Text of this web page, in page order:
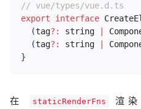
// vue/types/vue.d.ts
export
interface
(tag? : string
(tag? : string
}
在 staticRenderFns 渲